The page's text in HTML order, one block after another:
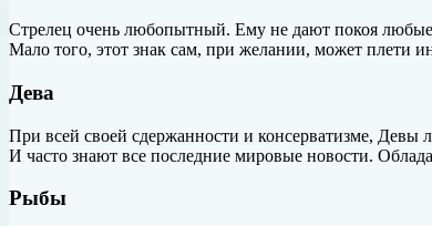
Стрелец очень любопытный. Ему не дают покоя
Мало того, этот знак сам, при желании, может плети
Дева
При всей своей сдержанности и консерватизме, Девы
И часто знают все последние мировые новости.
Рыбы